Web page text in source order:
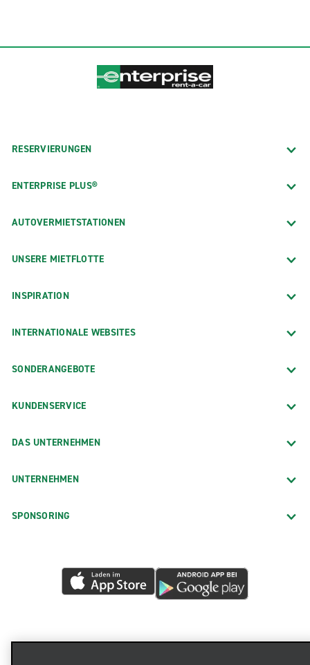
RESERVIERUNGEN
ENTERPRISE PLUS®
AUTOVERMIETSTATIONEN
UNSERE MIETFLOTTE
INSPIRATION
INTERNATIONALE WEBSITES
SONDERANGEBOTE
KUNDENSERVICE
DAS UNTERNEHMEN
UNTERNEHMEN
SPONSORING